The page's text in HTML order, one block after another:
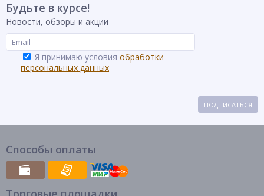
Будьте в курсе!
Новости, обзоры и акции
Я принимаю условия обработки
персональных данных
ПОДПИСАТЬСЯ
Способы оплаты